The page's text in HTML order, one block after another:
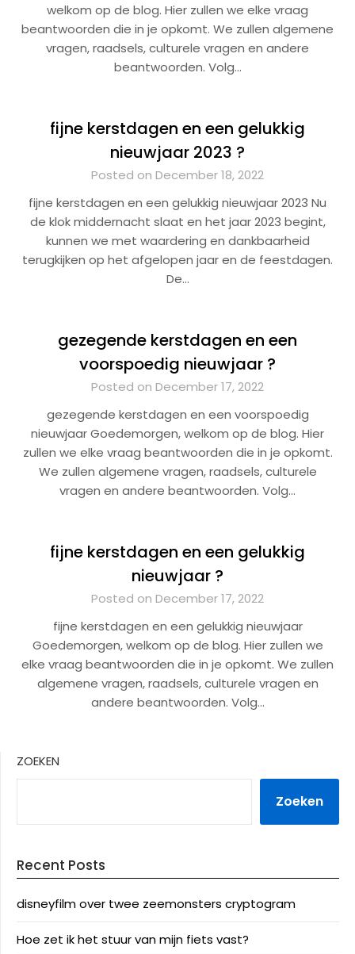
welkom op de blog. Hier zullen we elke vraag
beantwoorden die in je opkomt. We zullen algemene
vragen, raadsels, culturele vragen en andere
beantwoorden. Volg…
fijne kerstdagen en een gelukkig
nieuwjaar 2023 ?
Posted on December 18, 2022
fijne kerstdagen en een gelukkig nieuwjaar 2023 Nu
de klok middernacht slaat en het jaar 2023 begint,
kunnen we met waardering en dankbaarheid
terugkijken op het afgelopen jaar en de feestdagen.
De…
gezegende kerstdagen en een
voorspoedig nieuwjaar ?
Posted on December 17, 2022
gezegende kerstdagen en een voorspoedig
nieuwjaar Goedemorgen, welkom op de blog. Hier
zullen we elke vraag beantwoorden die in je opkomt.
We zullen algemene vragen, raadsels, culturele
vragen en andere beantwoorden. Volg…
fijne kerstdagen en een gelukkig
nieuwjaar ?
Posted on December 17, 2022
fijne kerstdagen en een gelukkig nieuwjaar
Goedemorgen, welkom op de blog. Hier zullen we
elke vraag beantwoorden die in je opkomt. We zullen
algemene vragen, raadsels, culturele vragen en
andere beantwoorden. Volg…
ZOEKEN
Zoeken
Recent Posts
disneyfilm over twee zeemonsters cryptogram
Hoe zet ik het stuur van mijn fiets vast?